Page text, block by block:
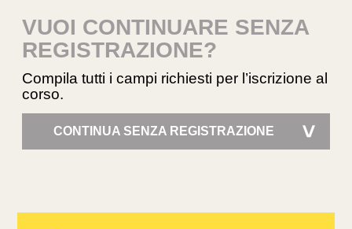
VUOI CONTINUARE SENZA
REGISTRAZIONE?
Compila tutti i campi richiesti per l’iscrizione al
corso.
CONTINUA SENZA REGISTRAZIONE >